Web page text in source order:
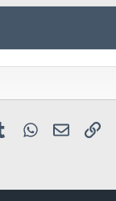
Tumblr WhatsApp
E-posta